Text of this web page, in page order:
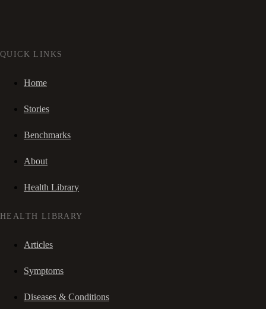
QUICK LINKS
Home
Stories
Benchmarks
About
Health Library
HEALTH LIBRARY
Articles
Symptoms
Diseases & Conditions